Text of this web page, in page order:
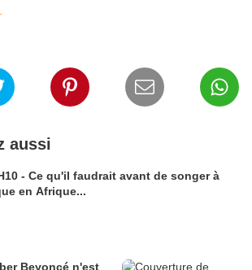
aussi
- Ce qu'il faudrait avant de songer à
en Afrique...
Beyoncé n'est